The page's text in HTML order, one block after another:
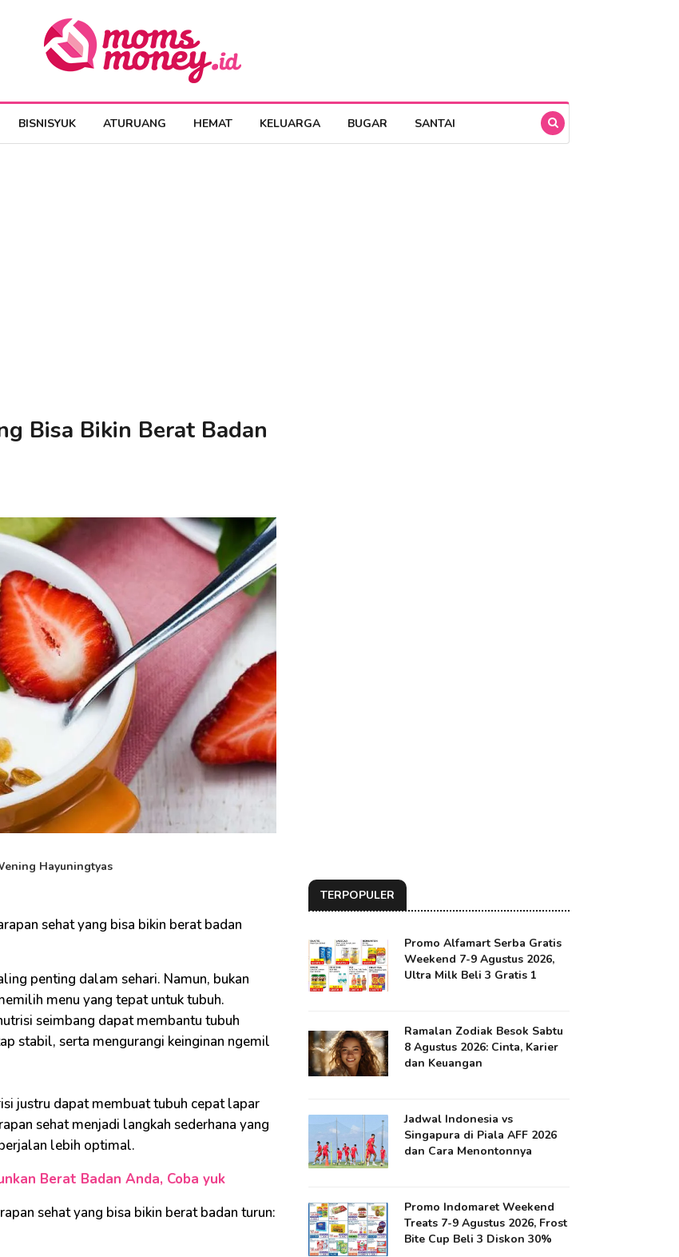
BISNISYUK ATURUANG HEMAT KELUARGA BUGAR SANTAI
Bisa Bikin Berat Badan
Hayuningtyas
sehat yang bisa bikin berat badan
penting dalam sehari. Namun, bukan
menu yang tepat untuk tubuh.
seimbang dapat membantu tubuh
stabil, serta mengurangi keinginan ngemil
justru dapat membuat tubuh cepat lapar
sehat menjadi langkah sederhana yang
lebih optimal.
Berat Badan Anda, Coba yuk
sehat yang bisa bikin berat badan turun:
TERPOPULER
Promo Alfamart Serba Gratis
Weekend 7-9 Agustus 2026,
Ultra Milk Beli 3 Gratis 1
Ramalan Zodiak Besok Sabtu
8 Agustus 2026: Cinta, Karier
dan Keuangan
Jadwal Indonesia vs
Singapura di Piala AFF 2026
dan Cara Menontonnya
Promo Indomaret Weekend
Treats 7-9 Agustus 2026, Frost
Bite Cup Beli 3 Diskon 30%